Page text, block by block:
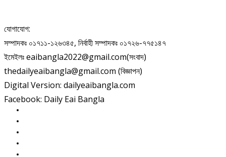
যোগাযোগ:
সম্পাদকঃ ০১৭১১-১২৬৩৪৫, নির্বাহী সম্পাদকঃ ০১৭২৬-৭৭৫১৪৭
ইমেইলঃ eaibangla2022@gmail.com(সংবাদ)
thedailyeaibangla@gmail.com (বিজ্ঞাপন)
Digital Version: dailyeaibangla.com
Facebook: Daily Eai Bangla